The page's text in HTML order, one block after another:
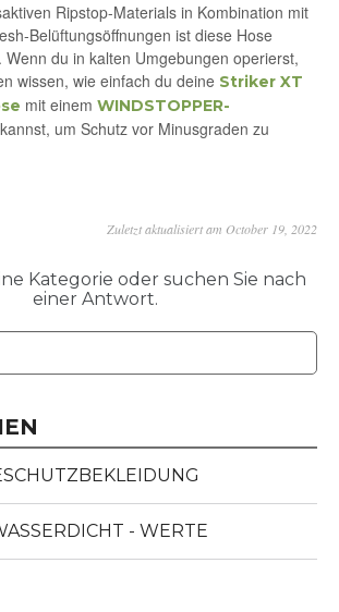
Ripstop-Materials in Kombination mit
Belüftungsöffnungen ist diese Hose
du in kalten Umgebungen operierst,
wissen, wie einfach du deine Striker XT
mit einem WINDSTOPPER-
um Schutz vor Minusgraden zu
Zuletzt aktualisiert am October 19, 2022
- WERTE